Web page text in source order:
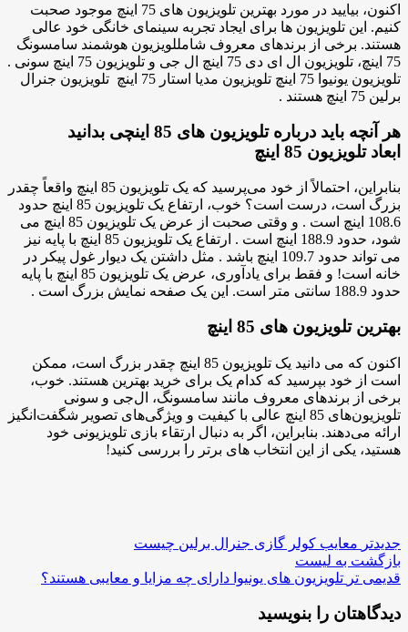
اکنون، بیایید در مورد بهترین تلویزیون های 75 اینچ موجود صحبت
کنیم. این تلویزیون ها برای ایجاد تجربه سینمای خانگی خود عالی
هستند. برخی از برندهای معروف شامللویزیون هوشمند سامسونگ
75 اینچ، تلویزیون ال ای دی 75 اینچ ال جی و تلویزیون 75 اینچ سونی .
تلویزیون یونیوا 75 اینچ تلویزیون مدیا استار 75 اینچ تلویزیون جنرال
برلین 75 اینچ هستند .
هر آنچه باید درباره تلویزیون های 85 اینچی بدانید
ابعاد تلویزیون 85 اینچ
بنابراین، احتمالاً از خود می‌پرسید که یک تلویزیون 85 اینچ واقعاً چقدر
بزرگ است، درست است؟ خوب، ارتفاع یک تلویزیون 85 اینچ حدود
108.6 اینچ است . و وقتی صحبت از عرض یک تلویزیون 85 اینچ می
شود، حدود 188.9 اینچ است . ارتفاع یک تلویزیون 85 اینچ با پایه نیز
می تواند حدود 109.7 اینچ باشد . مثل داشتن یک دیوار غول پیکر در
خانه است! و فقط برای یادآوری، عرض یک تلویزیون 85 اینچ با پایه
حدود 188.9 سانتی متر است. این یک صفحه نمایش بزرگ است .
بهترین تلویزیون های 85 اینچ
اکنون که می دانید یک تلویزیون 85 اینچ چقدر بزرگ است، ممکن
است از خود بپرسید که کدام یک برای خرید بهترین هستند. خوب،
برخی از برندهای معروف مانند سامسونگ، ال‌جی و سونی
تلویزیون‌های 85 اینچ عالی با کیفیت و ویژگی‌های تصویر شگفت‌انگیز
ارائه می‌دهند. بنابراین، اگر به دنبال ارتقاء بازی تلویزیونی خود
هستید، یکی از این انتخاب های برتر را بررسی کنید!
جدیدتر معایب کولر گازی جنرال برلین چیست
بازگشت به لیست
قدیمی تر تلویزیون های یونیوا دارای چه مزایا و معایبی هستند؟
دیدگاهتان را بنویسید